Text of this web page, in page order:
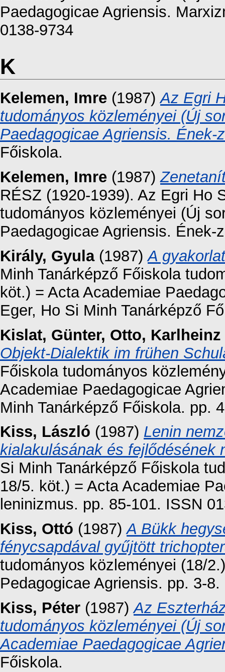
Paedagogicae Agriensis.
0138-9734
K
Kelemen, Imre (1987)Az Egri
tudományos közleményei (Új
Paedagogicae Agriensis. Ének-
Főiskola.
Kelemen, Imre (1987)
RÉSZ (1920-1939). Az Egri Ho
tudományos közleményei (Új
Paedagogicae Agriensis. Ének-
Király, Gyula(1987)A
Minh Tanárképző Főiskola
köt.) = Acta Academiae
Eger, Ho Si Minh Tanárképző
Kislat, Günter, Otto, Karlheinz
Objekt-Dialektik im frühen
Főiskola tudományos
Academiae Paedagogicae
Minh Tanárképző Főiskola. pp.
Kiss, László (1987) Lenin
kialakulásának és fejlődésének
Si Minh Tanárképző Főiskola
18/5. köt.) = Acta Academiae
leninizmus. pp. 85-101. ISSN
Kiss, Ottó (1987)A Bükk
fénycsapdával gyűjtött
tudományos közleményei (18/
Pedagogicae Agriensis. pp. 3-
Kiss, Péter (1987)Az
tudományos közleményei (Új
Academiae Paedagogicae
Főiskola.